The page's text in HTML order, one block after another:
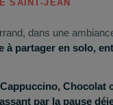
SAINT‑JEAN
dans une
partager en solo,
Chocolat
par la pause